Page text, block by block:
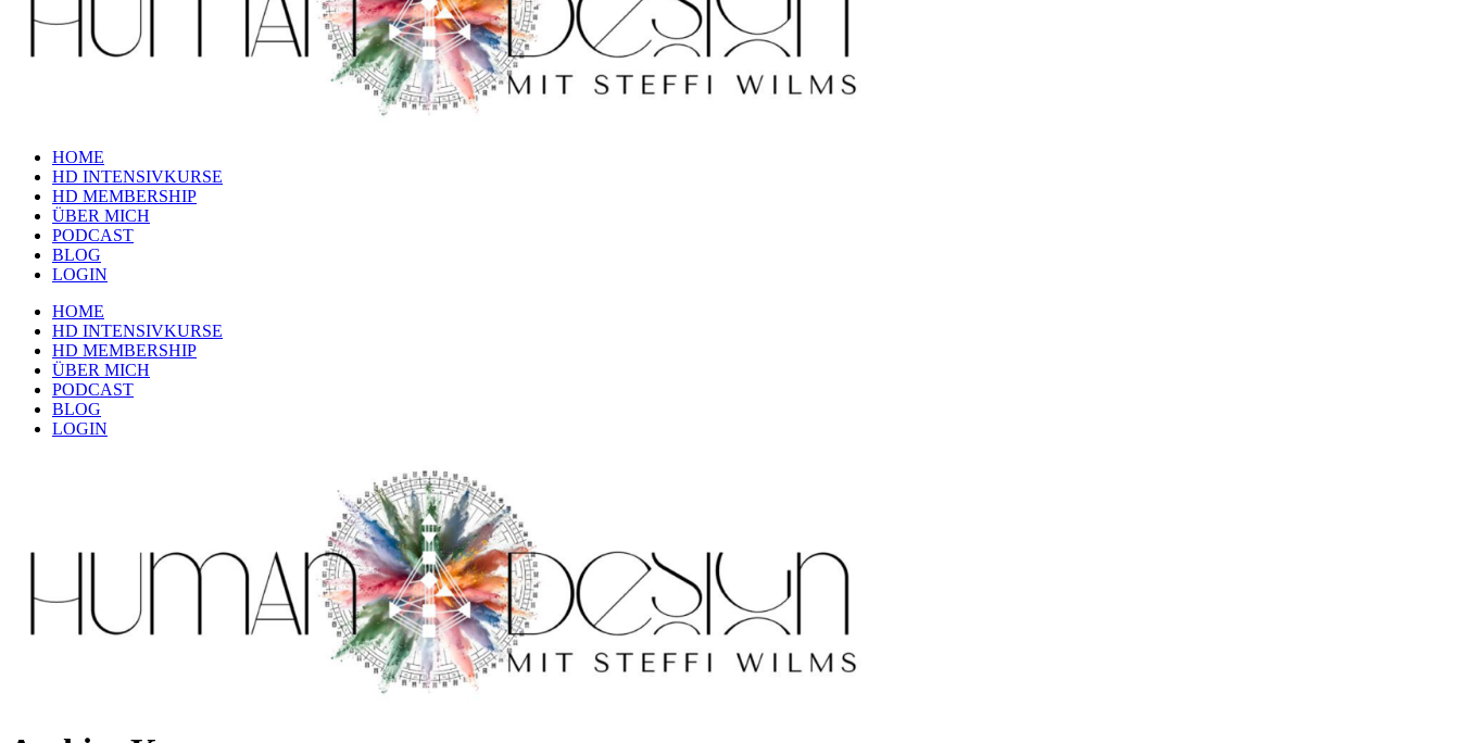
HOME
HD INTENSIVKURSE
HD MEMBERSHIP
ÜBER MICH
PODCAST
BLOG
LOGIN
HOME
HD INTENSIVKURSE
HD MEMBERSHIP
ÜBER MICH
PODCAST
BLOG
LOGIN